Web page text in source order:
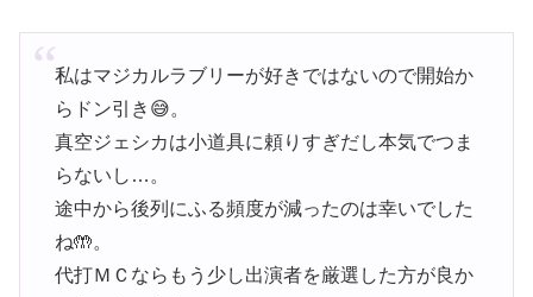
私はマジカルラブリーが好きではないので開始か
らドン引き😅。
真空ジェシカは小道具に頼りすぎだし本気でつま
らないし…。
途中から後列にふる頻度が減ったのは幸いでした
ね🤲。
代打ＭＣならもう少し出演者を厳選した方が良か